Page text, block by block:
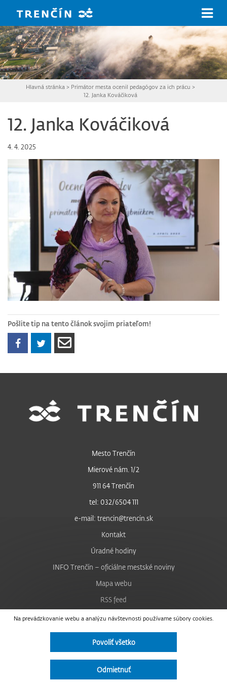
Hlavná stránka > Primátor mesta ocenil pedagógov za ich prácu >
12. Janka Kováčiková
12. Janka Kováčiková
4. 4. 2025
Pošlite tip na tento článok svojim priateľom!
Na prevádzkovanie webu a analýzu návštevnosti používame súbory cookies.
Povoliť všetko
Odmietnuť
Mesto Trenčín
Mierové nám. 1/2
911 64 Trenčín
tel: 032/6504 111
e-mail: trencin@trencin.sk
Kontakt
Úradné hodiny
INFO Trenčín – oficiálne mestské noviny
Mapa webu
RSS feed
Nastavenie cookies
Facebook
Instagram
Vyhlásenie o prístupnosti